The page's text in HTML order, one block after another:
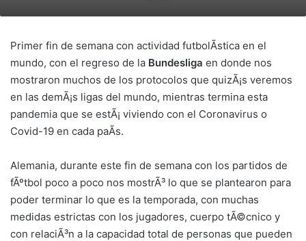
Primer fin de semana con actividad futbolÃ­stica en el
mundo, con el regreso de la Bundesliga en donde nos
mostraron muchos de los protocolos que quizÃ¡s veremos
en las demÃ¡s ligas del mundo, mientras termina esta
pandemia que se estÃ¡ viviendo con el Coronavirus o
Covid-19 en cada paÃ­s.
Alemania, durante este fin de semana con los partidos de
fÃºtbol poco a poco nos mostrÃ³ lo que se plantearon para
poder terminar lo que es la temporada, con muchas
medidas estrictas con los jugadores, cuerpo tÃ©cnico y
con relaciÃ³n a la capacidad total de personas que pueden